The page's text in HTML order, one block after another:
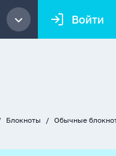
Войти
Блокноты Обычные